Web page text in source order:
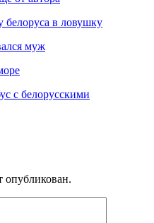
белоруса в ловушку
муж
с белорусскими
опубликован.